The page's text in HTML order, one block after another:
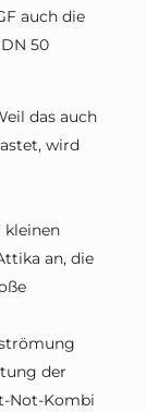
auch die
50
das auch
wird
kleinen
an, die
der
Not-Kombi